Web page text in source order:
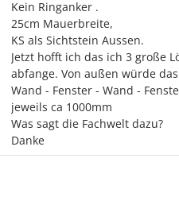
Kein Ringanker .
25cm Mauerbreite,
KS als Sichtstein Aussen.
Jetzt hofft ich das ich 3 große
abfange. Von außen würde
Wand - Fenster - Wand -
jeweils ca 1000mm
Was sagt die Fachwelt dazu?
Danke